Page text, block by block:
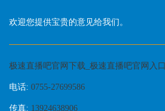
欢迎您提供宝贵的意见给我们。
极速直播吧官网下载_极速直播吧官网入口
电话: 0755-27699586
传真: 13924638906